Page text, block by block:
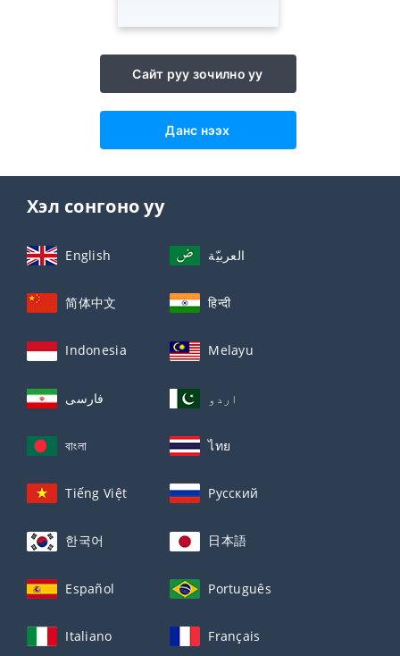
Сайт руу зочилно уу
Данс нээх
Хэл сонгоно уу
English العربيّة
简体中文 हिन्दी
Indonesia Melayu
فارسی اردو
বাংলা ไทย
Tiếng Việt Русский
한국어 日本語
Español Português
Italiano Français